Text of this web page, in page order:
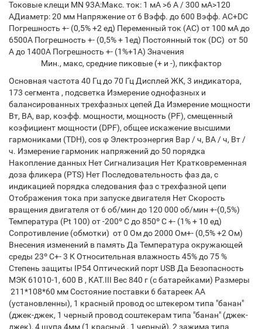
Токовые клещи MN 93A:Макс. ток: 1 мA >6 A / 300 мA>120
AДиаметр: 20 мм Напряжение от 6 Вэфф. до 600 Вэфф. AC+DC
Погрешность +- (0,5% +2 ед) Переменный ток (АС) от 100 мА до
6500А Погрешность +- (0,5% + 1ед) Постоянный ток (DC) от 50
А до 1400А Погрешность +- (1%+1А) Значения
Мин., макс, средние пиковые (+ и -), пикфактор
Основная частота 40 Гц до 70 Гц Дисплей ЖК, 3 индикатора,
173 сегмента , подсветка Измерение однофазных и
балансированных трехфазных цепей Да Измерение мощности
Вт, ВА, вар, коэфф. мощности, мощность (PF), смещенный
коэфициент мощности (DPF), общее искажение высшими
гармониками (TDH), cos φ Электроэнергия Вар / ч, ВА / ч, Вт /
ч. Измерение гармоник напряжений до 50 порядка
Накопление данных Нет Сигнализация Нет Кратковременная
доза фликера (PTS) Нет Последовательность фаз да, с
индикацией порядка следования фаз с трехфазной цепи
Отображения тока при запуске двигателя Нет Скорость
вращения двигателя от 6 об/мин до 120 000 об/мин +-(0,5%)
Температура (Pt 100) от -200º С до 850º С +- (1% + 10 ед)
Сопротивление (обмотки) от 0 Ом до 2000 Ом+- (0,5% +2 Ом)
Внесения изменений в память Да Температура окружающей
среды 23º С+- 3 К Относительная влажность 45% до 75 %
Степень защиты IP54 Оптический порт USB Да Безопасность
МЭК 61010-1, 600 В , КАТ.III Вес 840 г (с батарейками) Размеры
211*108*60 мм Состояние поставки 6 батареек АА
(установленны), 1 красный провод ос штекером типа "банан"
(джек-джек, 1 черный провод соштекерам типа "банан" (джек-
джек), 4 щупа 4мм (1 красный , 1 черный), 2 зажима типа